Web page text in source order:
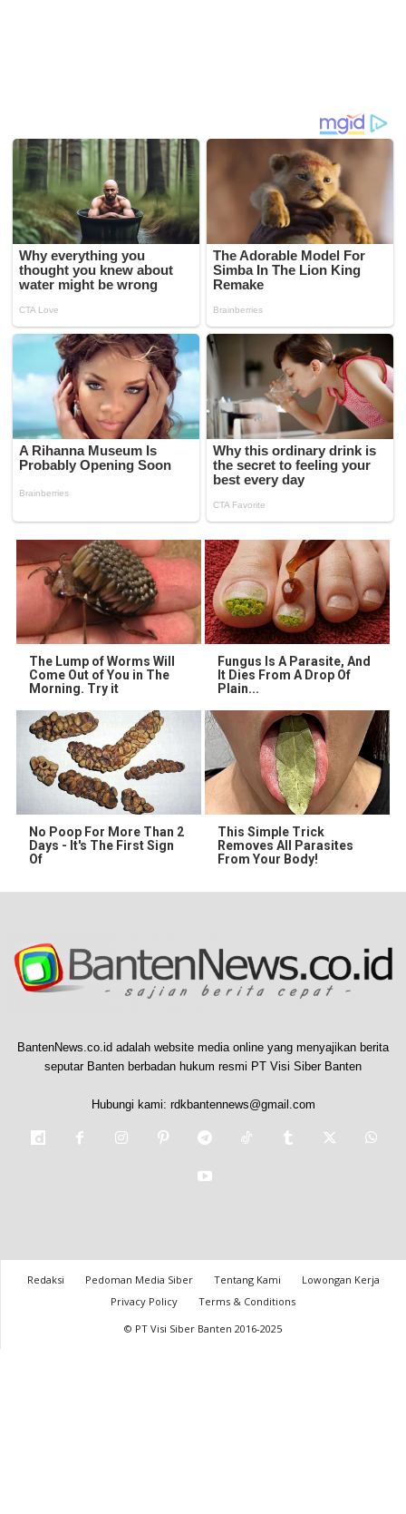
The Lump of Worms Will
Come Out of You in The
Morning. Try it
Fungus Is A Parasite, And
It Dies From A Drop Of
Plain...
No Poop For More Than 2
Days - It's The First Sign
Of
This Simple Trick
Removes All Parasites
From Your Body!
BantenNews.co.id adalah website media online yang menyajikan berita
seputar Banten berbadan hukum resmi PT Visi Siber Banten
Hubungi kami: rdkbantennews@gmail.com
Redaksi Pedoman Media Siber Tentang Kami
Lowongan Kerja
Privacy Policy
Terms & Conditions
© PT Visi Siber Banten 2016-2025